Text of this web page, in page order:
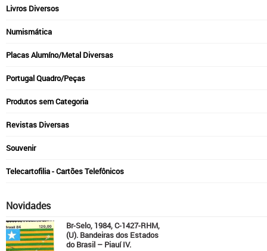
Livros Diversos
Numismática
Placas Alumíno/Metal Diversas
Portugal Quadro/Peças
Produtos sem Categoria
Revistas Diversas
Souvenir
Telecartofilia - Cartões Telefônicos
Novidades
Br-Selo, 1984, C-1427-RHM,
(U). Bandeiras dos Estados
do Brasil – Piauí IV.